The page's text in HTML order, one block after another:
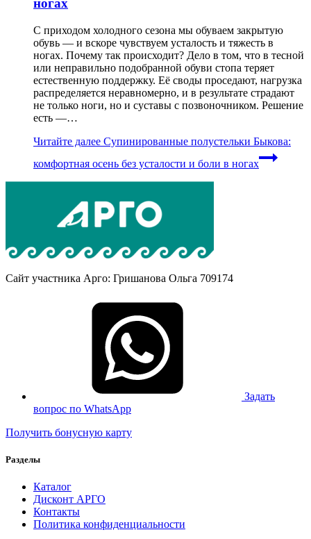
ногах
С приходом холодного сезона мы обуваем закрытую
обувь — и вскоре чувствуем усталость и тяжесть в
ногах. Почему так происходит? Дело в том, что в тесной
или неправильно подобранной обуви стопа теряет
естественную поддержку. Её своды проседают, нагрузка
распределяется неравномерно, и в результате страдают
не только ноги, но и суставы с позвоночником. Решение
есть —…
Читайте далее Супинированные полустельки Быкова:
комфортная осень без усталости и боли в ногах
Сайт участника Арго: Гришанова Ольга 709174
Задать
вопрос по WhatsApp
Получить бонусную карту
Разделы
Каталог
Дисконт АРГО
Контакты
Политика конфиденциальности